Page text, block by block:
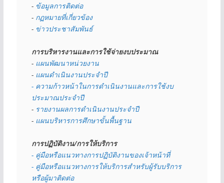
- ข้อมูลการติดต่อ
- กฏหมายที่เกี่ยวข้อง
- ข่าวประชาสัมพันธ์
การบริหารงานและการใช้จ่ายงบประมาณ
- แผนพัฒนาหน่วยงาน
- แผนดำเนินงานประจำปี
- ความก้าวหน้าในการดำเนินงานและการใช้งบ
ประมาณประจำปี
- รายงานผลการดำเนินงานประจำปี
- แผนบริหารการศึกษาขั้นพื้นฐาน
การปฏิบัติงาน/การให้บริการ
- คู่มือหรือแนวทางการปฏิบัติงานของเจ้าหน้าที่
- คู่มือหรือแนวทางการให้บริการสำหรับผู้รับบริการ
หรือผู้มาติดต่อ